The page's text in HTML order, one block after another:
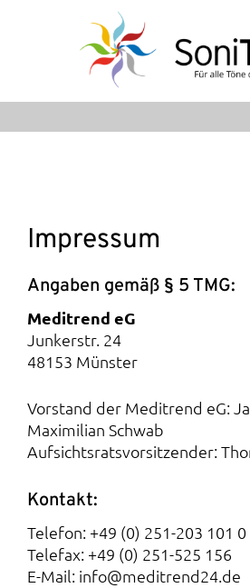
Impressum
Angaben gemäß § 5 TMG:
Meditrend eG
Junkerstr. 24
48153 Münster
Vorstand der Meditrend eG:
Maximilian Schwab
Aufsichtsratsvorsitzender:
Kontakt:
Telefon: +49 (0) 251-203 101 0
Telefax: +49 (0) 251-525 156
E-Mail: info@meditrend24.de